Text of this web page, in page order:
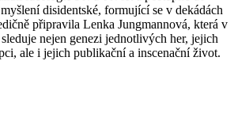
disidentské, formující se v dekádách
připravila Lenka Jungmannová, která v
nejen genezi jednotlivých her, jejich
ale i jejich publikační a inscenační život.